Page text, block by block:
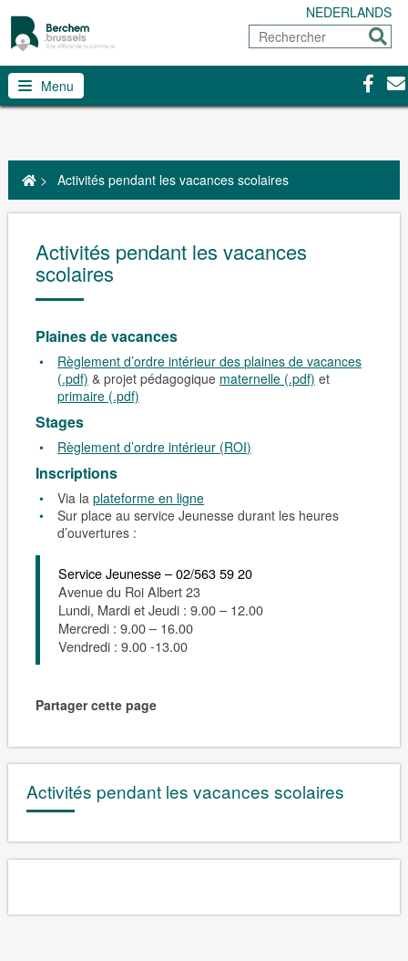
NEDERLANDS
Rechercher
Menu
> Activités pendant les vacances scolaires
Activités pendant les vacances
scolaires
Plaines de vacances
Règlement d’ordre intérieur des plaines de vacances
(.pdf) & projet pédagogique maternelle (.pdf) et
primaire (.pdf)
Stages
Règlement d’ordre intérieur (ROI)
Inscriptions
Via laplateforme en ligne
Sur place au service Jeunesse durant les heures
d’ouvertures :
Service Jeunesse –02/563 59 20
Avenue du Roi Albert 23
Lundi, Mardi et Jeudi : 9.00 – 12.00
Mercredi : 9.00 – 16.00
Vendredi : 9.00 -13.00
Partager cette page
Activités pendant les vacances scolaires